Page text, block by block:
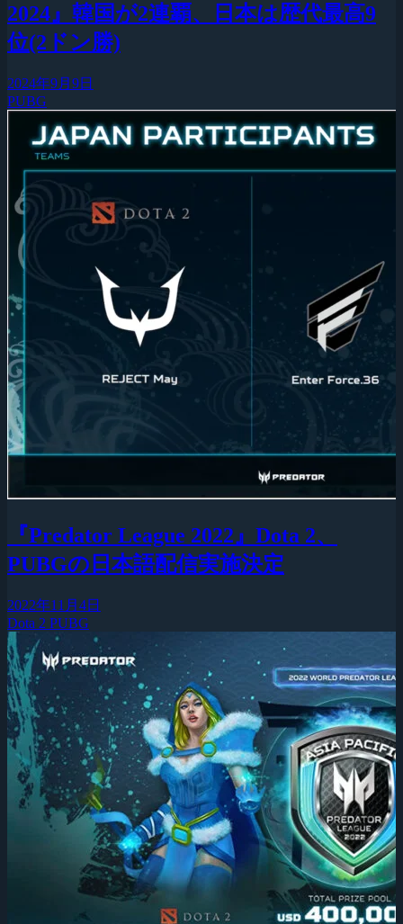
2024』韓国が2連覇、日本は歴代最高9
位(2ドン勝)
2024年9月9日
PUBG
『Predator League 2022』Dota 2、
PUBGの日本語配信実施決定
2022年11月4日
Dota 2 PUBG